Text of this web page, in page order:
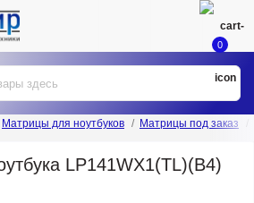
0
Матрицы для ноутбуков Матрицы под заказ
LP141WX1(TL)(B4)